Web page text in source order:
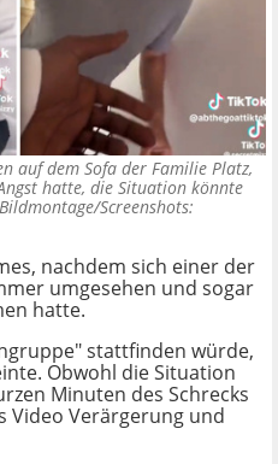
auf dem Sofa der Familie Platz,
hatte, die Situation könnte
Bildmontage/Screenshots:
nachdem sich einer der
umgesehen und sogar
hatte.
stattfinden würde,
Obwohl die Situation
Minuten des Schrecks
Video Verärgerung und